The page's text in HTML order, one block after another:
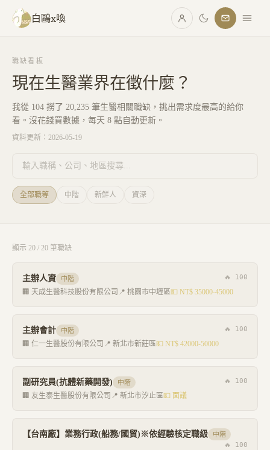
跳至主要內容
白鷗x喚
職缺看板
現在生醫業界在徵什麼？
我從 104 撈了 20,235 筆生醫相關職缺，挑出需求度最高的給你
看。沒花錢買數據，每天 8 點自動更新。
資料更新： 2026-05-19
全部職等 中階 新鮮人 資深
顯示 20 / 20 筆職缺
主辦人資 中階 🔥 100
🏢 天成生醫科技股份有限公司 📍 桃園市中壢區💵 NT$ 35000-45000
主辦會計 中階 🔥 100
🏢 仁一生醫股份有限公司 📍 新北市新莊區💵 NT$ 42000-50000
副研究員(抗體新藥開發) 中階 🔥 100
🏢 友生泰生醫股份有限公司 📍 新北市汐止區💵 面議
【台南廠】業務行政(船務/國貿)※依經驗核定職級 中階
🔥 100